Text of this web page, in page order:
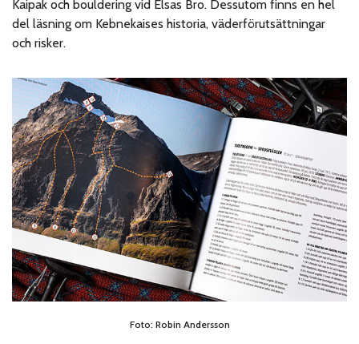
Kaipak och bouldering vid Elsas Bro. Dessutom finns en hel
del läsning om Kebnekaises historia, väderförutsättningar
och risker.
Foto: Robin Andersson